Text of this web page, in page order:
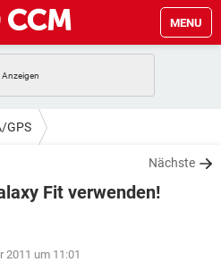
MENU
IOS
TIKTOK
STREAMING
STREAMING
INSTAGRAM
GPS
Nächste
Fit verwenden!
2011 um 11:01